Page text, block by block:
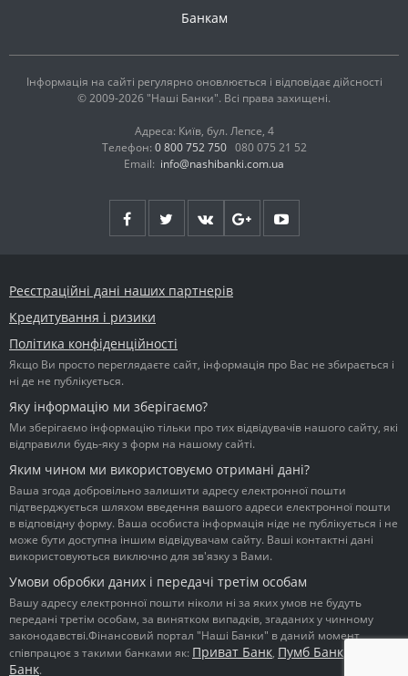
Банкам
Інформація на сайті регулярно оновлюється і відповідає дійсності
© 2009-2026 "Наші Банки". Всі права захищені.
Адреса: Київ, бул. Лепсе, 4
Телефон: 0 800 752 750 080 075 21 52
Email: info@nashibanki.com.ua
Реєстраційні дані наших партнерів
Кредитування і ризики
Політика конфіденційності
Якщо Ви просто переглядаєте сайт, інформація про Вас не збирається і
ні де не публікується.
Яку інформацію ми зберігаємо?
Ми зберігаємо інформацію тільки про тих відвідувачів нашого сайту, які
відправили будь-яку з форм на нашому сайті.
Яким чином ми використовуємо отримані дані?
Ваша згода добровільно залишити адресу електронної пошти
підтверджується шляхом введення вашого адреси електронної пошти
в відповідну форму. Ваша особиста інформація ніде не публікується і не
може бути доступна іншим відвідувачам сайту. Ваші контактні дані
використовуються виключно для зв'язку з Вами.
Умови обробки даних і передачі третім особам
Вашу адресу електронної пошти ніколи ні за яких умов не будуть
передані третім особам, за винятком випадків, згаданих у чинному
законодавстві.Фінансовий портал "Наші Банки" в даний момент
співпрацює з такими банками як: Приват Банк, Пумб Банк
Банк.